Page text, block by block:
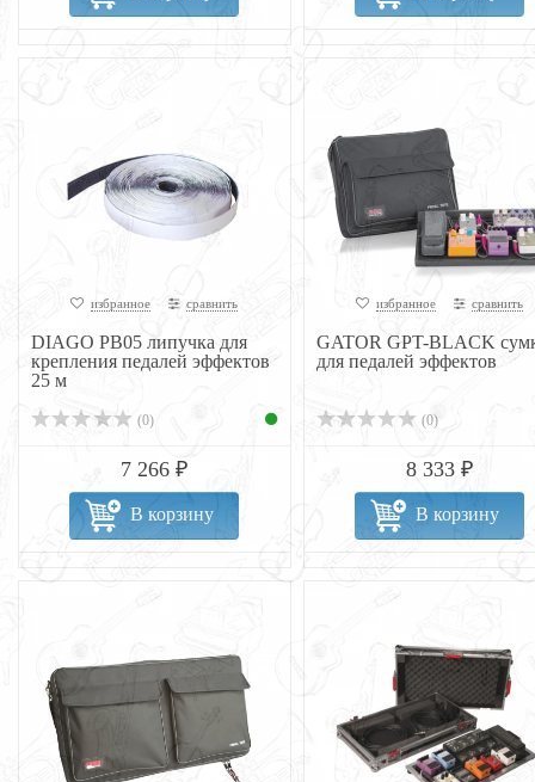
избранное сравнить
DIAGO PB05 липучка для
крепления педалей эффектов
25 м
(0)
7 266 ₽
В корзину
избранное сравнить
GATOR GPT-BLACK
для педалей эффектов
(0)
8 333 ₽
В корзину